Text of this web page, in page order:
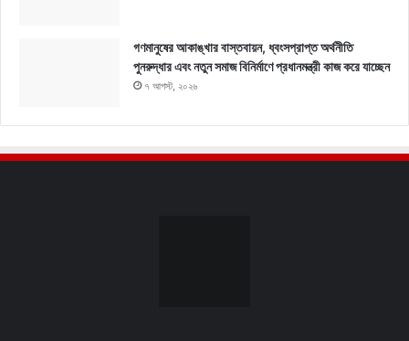
গণমানুষের আকাঙ্খার বাস্তবায়ন, ধ্বংসপ্রাপ্ত অর্থনীতি
পুনরুদ্ধার এবং নতুন সমাজ বিনির্মাণে প্রধানমন্ত্রী কাজ করে যাচ্ছেন
৭ আগস্ট, ২০২৬